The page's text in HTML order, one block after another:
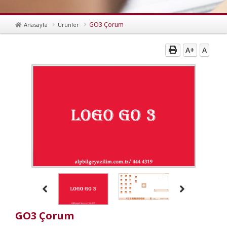
Anasayfa Ürünler GO3 Çorum
A+ A
GO3 Çorum